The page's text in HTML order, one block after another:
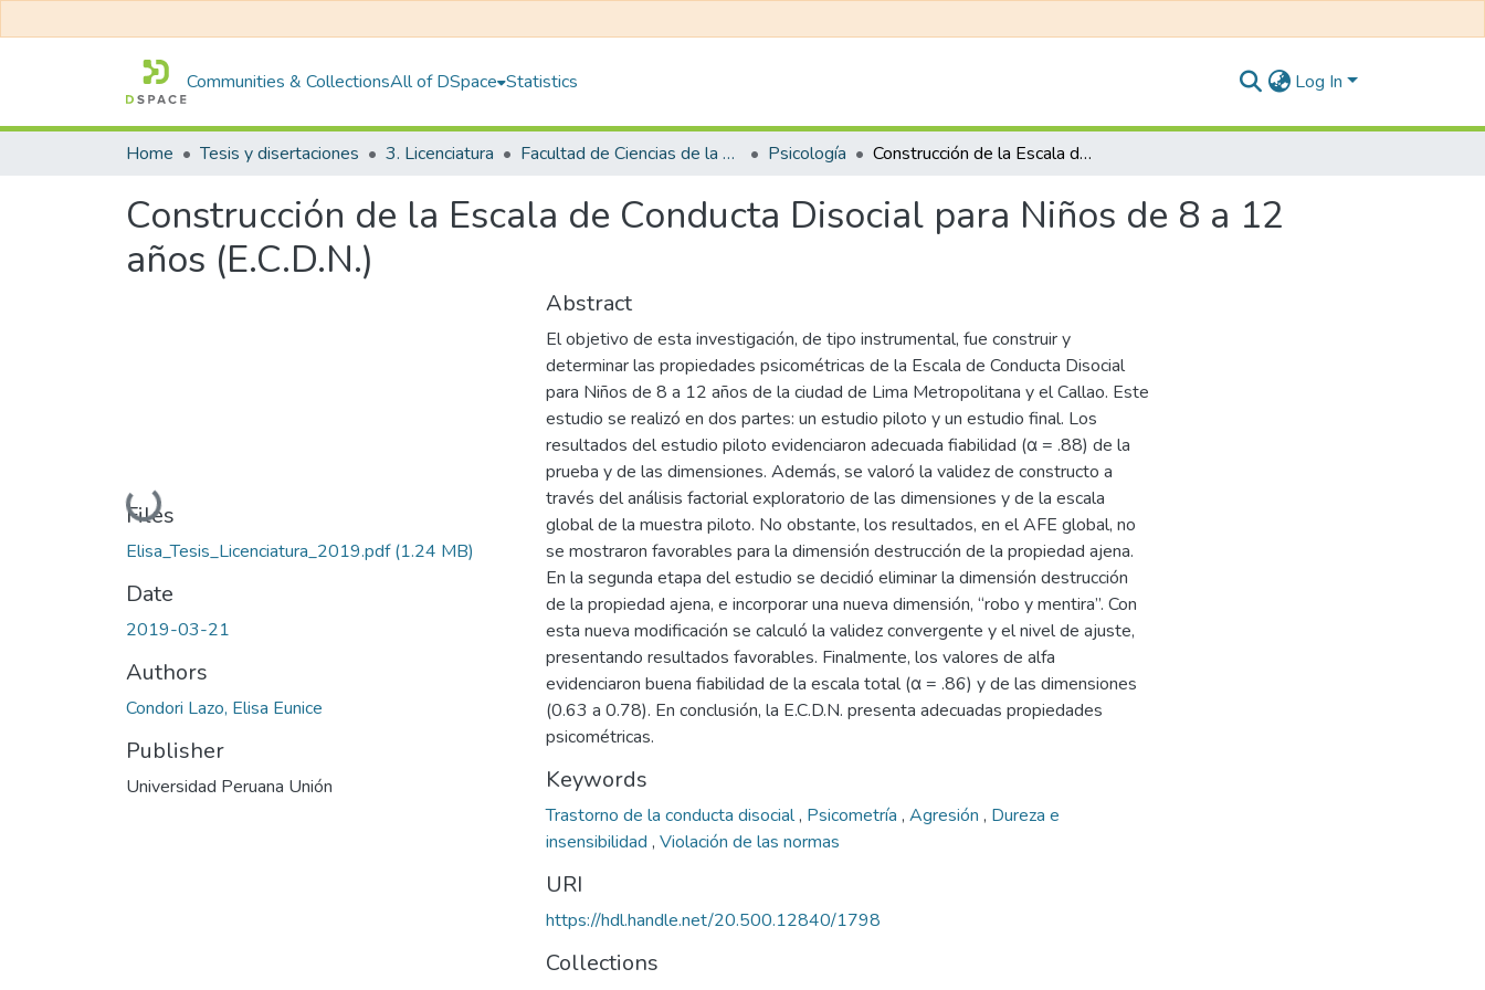
Communities & CollectionsAll of DSpace Statistics Log In
Home Tesis y disertaciones 3. Licenciatura Facultad de Ciencias de la Salud Psicología Construcción de la Escala de Conducta Disocial para Niños de 8 a 12 años (E.C.D.N.)
Construcción de la Escala de Conducta Disocial para Niños de 8 a 12
años (E.C.D.N.)
Loading...
Files
Elisa_Tesis_Licenciatura_2019.pdf(1.24 MB)
Date
2019-03-21
Authors
Condori Lazo, Elisa Eunice
Publisher
Universidad Peruana Unión
Abstract
El objetivo de esta investigación, de tipo instrumental, fue construir y
determinar las propiedades psicométricas de la Escala de Conducta Disocial
para Niños de 8 a 12 años de la ciudad de Lima Metropolitana y el Callao. Este
estudio se realizó en dos partes: un estudio piloto y un estudio final. Los
resultados del estudio piloto evidenciaron adecuada fiabilidad (α = .88) de la
prueba y de las dimensiones. Además, se valoró la validez de constructo a
través del análisis factorial exploratorio de las dimensiones y de la escala
global de la muestra piloto. No obstante, los resultados, en el AFE global, no
se mostraron favorables para la dimensión destrucción de la propiedad ajena.
En la segunda etapa del estudio se decidió eliminar la dimensión destrucción
de la propiedad ajena, e incorporar una nueva dimensión, “robo y mentira”. Con
esta nueva modificación se calculó la validez convergente y el nivel de ajuste,
presentando resultados favorables. Finalmente, los valores de alfa
evidenciaron buena fiabilidad de la escala total (α = .86) y de las dimensiones
(0.63 a 0.78). En conclusión, la E.C.D.N. presenta adecuadas propiedades
psicométricas.
Keywords
Trastorno de la conducta disocial, Psicometría , Agresión , Dureza e
insensibilidad , Violación de las normas
URI
https://hdl.handle.net/20.500.12840/1798
Collections